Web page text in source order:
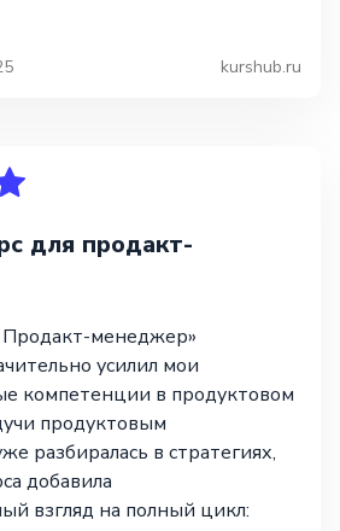
kurshub.ru
для продакт-
Продакт-менеджер»
усилил мои
компетенции в продуктовом
продуктовым
разбиралась в стратегиях,
добавила
взгляд на полный цикл: